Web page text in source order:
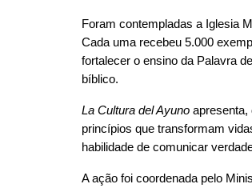
Foram contempladas a Iglesia
Cada uma recebeu 5.000
fortalecer o ensino da Palavra
bíblico.
La Cultura del Ayuno apresenta,
princípios que transformam
habilidade de comunicar
A ação foi coordenada pelo